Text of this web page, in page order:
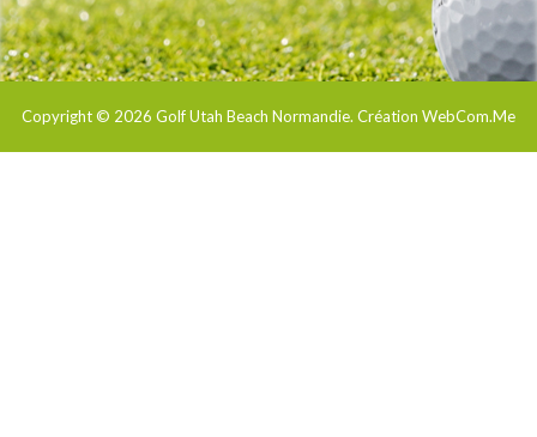
Copyright © 2026 Golf Utah Beach Normandie. Création WebCom.Me